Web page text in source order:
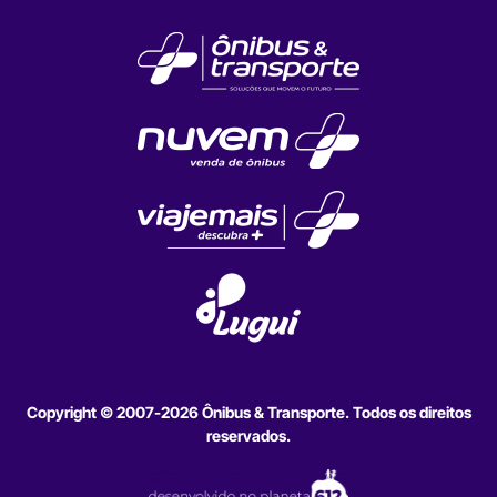
Copyright © 2007-2026 Ônibus & Transporte. Todos os direitos
reservados.